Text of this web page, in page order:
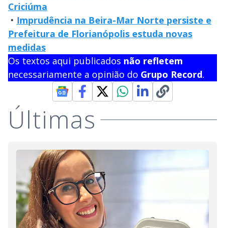
Criciúma
• Imprudência na Beira-Mar Norte persiste e
Prefeitura de Florianópolis estuda novas
medidas
Os textos aqui publicados não refletem
necessariamente a opinião do Grupo Record.
Últimas